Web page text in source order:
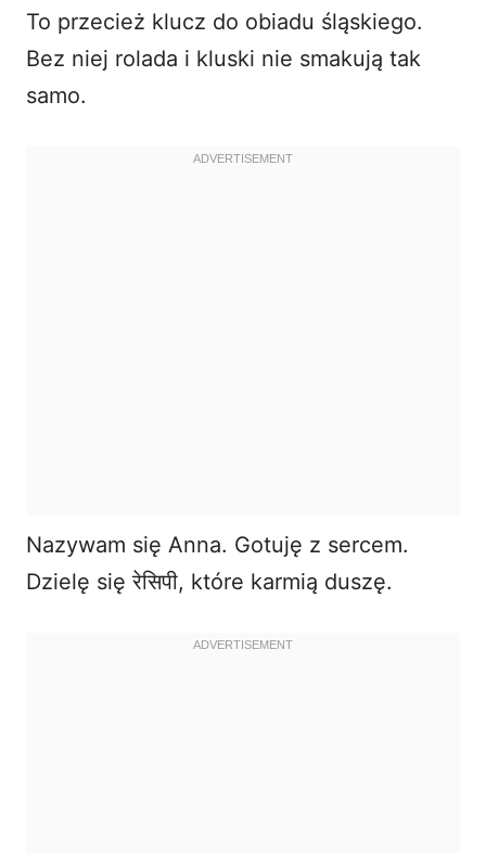
To przecież klucz do obiadu śląskiego.
Bez niej rolada i kluski nie smakują tak
samo.
Nazywam się Anna. Gotuję z sercem.
Dzielę się रेसिपी, które karmią duszę.